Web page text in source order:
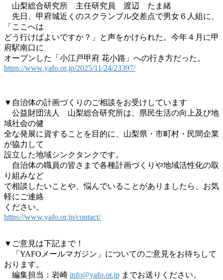
山梨総合研究所 主任研究員 渡辺 たま緒
先日、甲府城近くのスクランブル交差点で男女６人組に、
「ここへは
どう行けばよいですか？」と声をかけられた。今年４月に甲
府駅南口に
オープンした「小江戸甲府 花小路」への行き方だった。
https://www.yafo.or.jp/2025/11/24/23397/
▼自治体の計画づくりのご相談をお受けしています
公益財団法人 山梨総合研究所は、県民生活の向上及び地
域社会の健
全な発展に資することを目的に、山梨県・市町村・民間企業
が協力して
設立した地域シンクタンクです。
自治体の職員の皆さまで各種計画づくりや地域活性化の取
り組みなど
で相談したいことや、悩んでいることがありましたら、お気
軽にご連絡
ください。
https://www.yafo.or.jp/contact/
▼ご意見は下記まで！
「YAFOメールマガジン」についてのご意見をお待ちして
おります。
編集担当：岩崎 info@yafo.or.jp までお送りください。